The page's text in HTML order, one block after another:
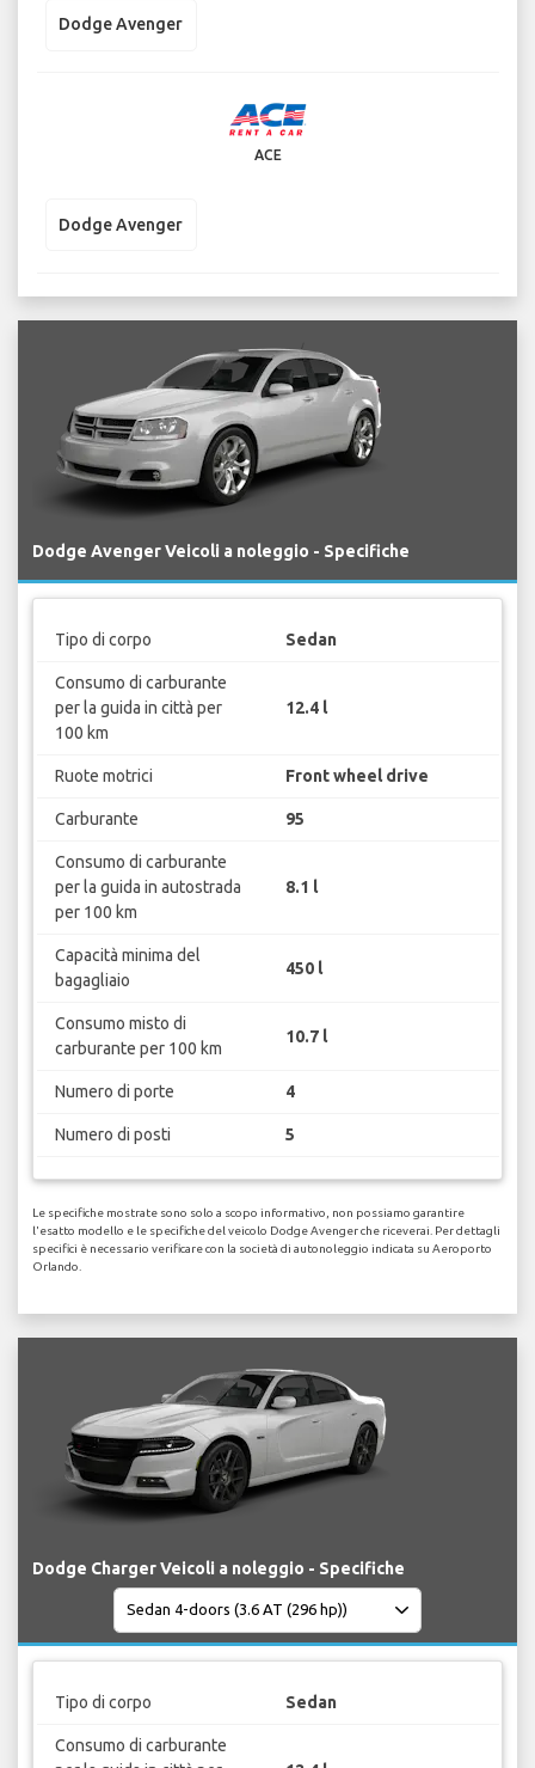
Dodge Avenger
ACE
Dodge Avenger
Dodge Avenger Veicoli a noleggio - Specifiche
Tipo di corpo Sedan
Consumo di carburante
per la guida in città per
100 km
12.4 l
Ruote motrici Front wheel drive
Carburante 95
Consumo di carburante
per la guida in autostrada
per 100 km
8.1 l
Capacità minima del
bagagliaio
450 l
Consumo misto di
carburante per 100 km
10.7 l
Numero di porte 4
Numero di posti 5
Le specifiche mostrate sono solo a scopo informativo, non possiamo garantire
l'esatto modello e le specifiche del veicolo Dodge Avenger che riceverai. Per dettagli
specifici è necessario verificare con la società di autonoleggio indicata su Aeroporto
Orlando.
Dodge Charger Veicoli a noleggio - Specifiche
Tipo di corpo Sedan
Consumo di carburante